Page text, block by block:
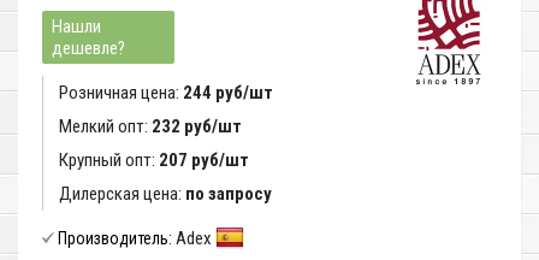
Нашли
дешевле?
Розничная цена: 244 руб/шт
Мелкий опт: 232 руб/шт
Крупный опт: 207 руб/шт
Дилерская цена: по запросу
Производитель: Adex